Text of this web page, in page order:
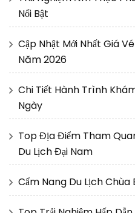
Nổi Bật
Cập Nhật Mới Nhất Giá
Năm 2026
Chi Tiết Hành Trình
Ngày
Top Địa Điểm Tham
Du Lịch Đại Nam
Cẩm Nang Du Lịch Chùa